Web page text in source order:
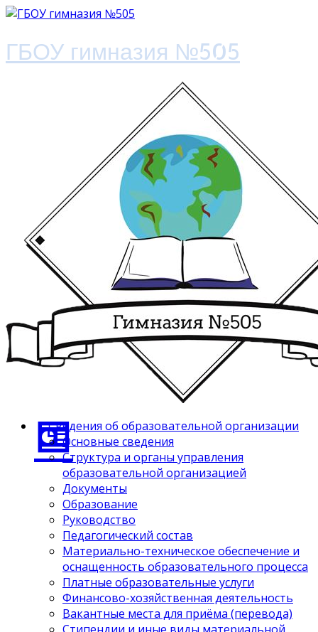
ГБОУ гимназия №505
Сведения об образовательной организации
Основные сведения
Структура и органы управления
образовательной организацией
Документы
Образование
Руководство
Педагогический состав
Материально-техническое обеспечение и
оснащенность образовательного процесса
Платные образовательные услуги
Финансово-хозяйственная деятельность
Вакантные места для приёма (перевода)